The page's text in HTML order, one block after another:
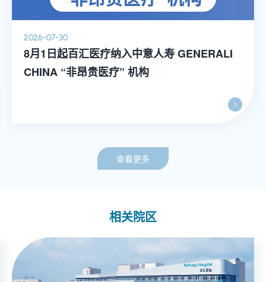
2026-07-30
8月1日起百汇医疗纳入中意人寿 GENERALI
CHINA “非昂贵医疗” 机构
查看更多
相关院区